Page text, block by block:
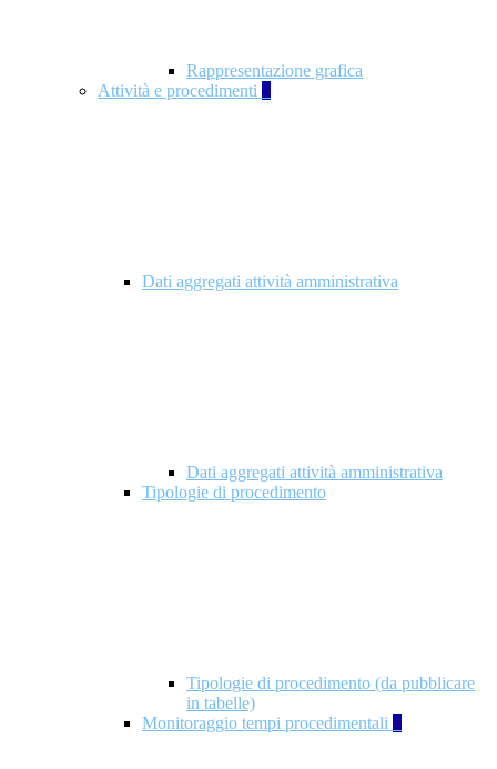
Rappresentazione grafica
Attività e procedimenti 5
Dati aggregati attività amministrativa
Dati aggregati attività amministrativa
Tipologie di procedimento
Tipologie di procedimento (da pubblicare
in tabelle)
Monitoraggio tempi procedimentali 4